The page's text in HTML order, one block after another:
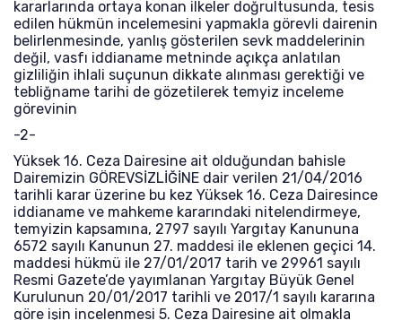
kararlarında ortaya konan ilkeler doğrultusunda, tesis
edilen hükmün incelemesini yapmakla görevli dairenin
belirlenmesinde, yanlış gösterilen sevk maddelerinin
değil, vasfı iddianame metninde açıkça anlatılan
gizliliğin ihlali suçunun dikkate alınması gerektiği ve
tebliğname tarihi de gözetilerek temyiz inceleme
görevinin
-2-
Yüksek 16. Ceza Dairesine ait olduğundan bahisle
Dairemizin GÖREVSİZLİĞİNE dair verilen 21/04/2016
tarihli karar üzerine bu kez Yüksek 16. Ceza Dairesince
iddianame ve mahkeme kararındaki nitelendirmeye,
temyizin kapsamına, 2797 sayılı Yargıtay Kanununa
6572 sayılı Kanunun 27. maddesi ile eklenen geçici 14.
maddesi hükmü ile 27/01/2017 tarih ve 29961 sayılı
Resmi Gazete’de yayımlanan Yargıtay Büyük Genel
Kurulunun 20/01/2017 tarihli ve 2017/1 sayılı kararına
göre işin incelenmesi 5. Ceza Dairesine ait olmakla